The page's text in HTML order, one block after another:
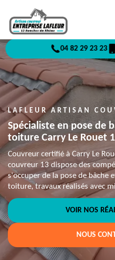
04 82 29 23 23
LAFLEUR ARTISAN
Spécialiste en pose de
toiture Carry Le Rouet
Couvreur certifié à Carry Le
couvreur 13 dispose des
s'occuper de la pose de bâche
toiture, travaux réalisés avec
VOIR NOS
NOUS